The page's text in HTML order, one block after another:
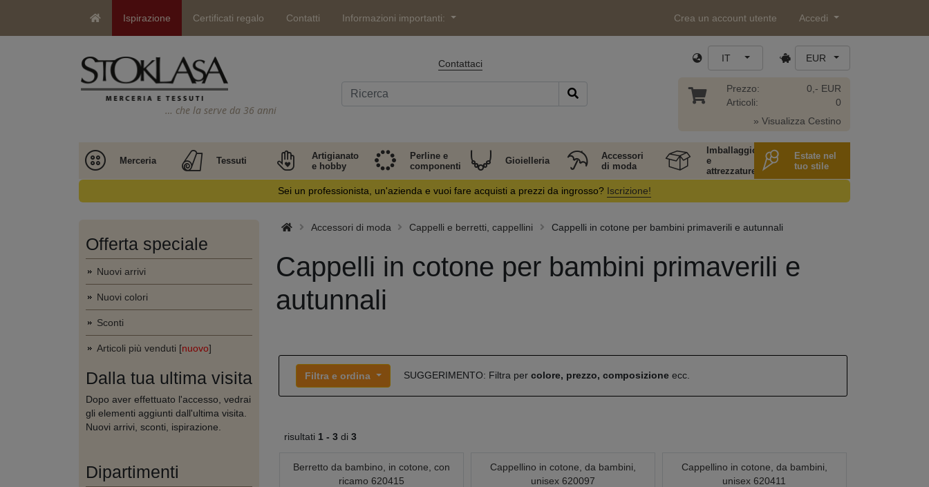
Ispirazione Certificati regalo Contatti Informazioni importanti: Crea un account utente Accedi
… che la serve da 36 anni
Contattaci IT EUR
Prezzo:
Articoli:
0,- EUR
0
» Visualizza Cestino
Merceria Tessuti
Artigianato
e hobby
Perline e
componenti
Gioielleria
Accessori
di moda
Imballaggio
e
attrezzature
Estate nel
tuo stile
Sei un professionista, un'azienda e vuoi fare acquisti a prezzi da ingrosso? Iscrizione!
Offerta speciale
Nuovi arrivi
Nuovi colori
Sconti
Articoli più venduti [nuovo]
Dalla tua ultima visita
Dopo aver effettuato l'accesso, vedrai
gli elementi aggiunti dall'ultima visita.
Nuovi arrivi, sconti, ispirazione.
Dipartimenti
Accessori di moda Cappelli e berretti, cappellini Cappelli in cotone per bambini primaverili e autunnali
Cappelli in cotone per bambini primaverili e
autunnali
Filtra e ordina SUGGERIMENTO: Filtra per colore, prezzo, composizioneecc.
risultati 1 - 3 di 3
Berretto da bambino, in cotone, con
ricamo 620415
Cappellino in cotone, da bambini,
unisex 620097
Cappellino in cotone, da bambini,
unisex 620411